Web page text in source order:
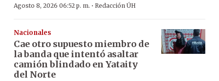
Agosto 8, 2026 06:52 p. m. · Redacción ÚH
Nacionales
Cae otro supuesto miembro de
la banda que intentó asaltar
camión blindado en Yataity
del Norte